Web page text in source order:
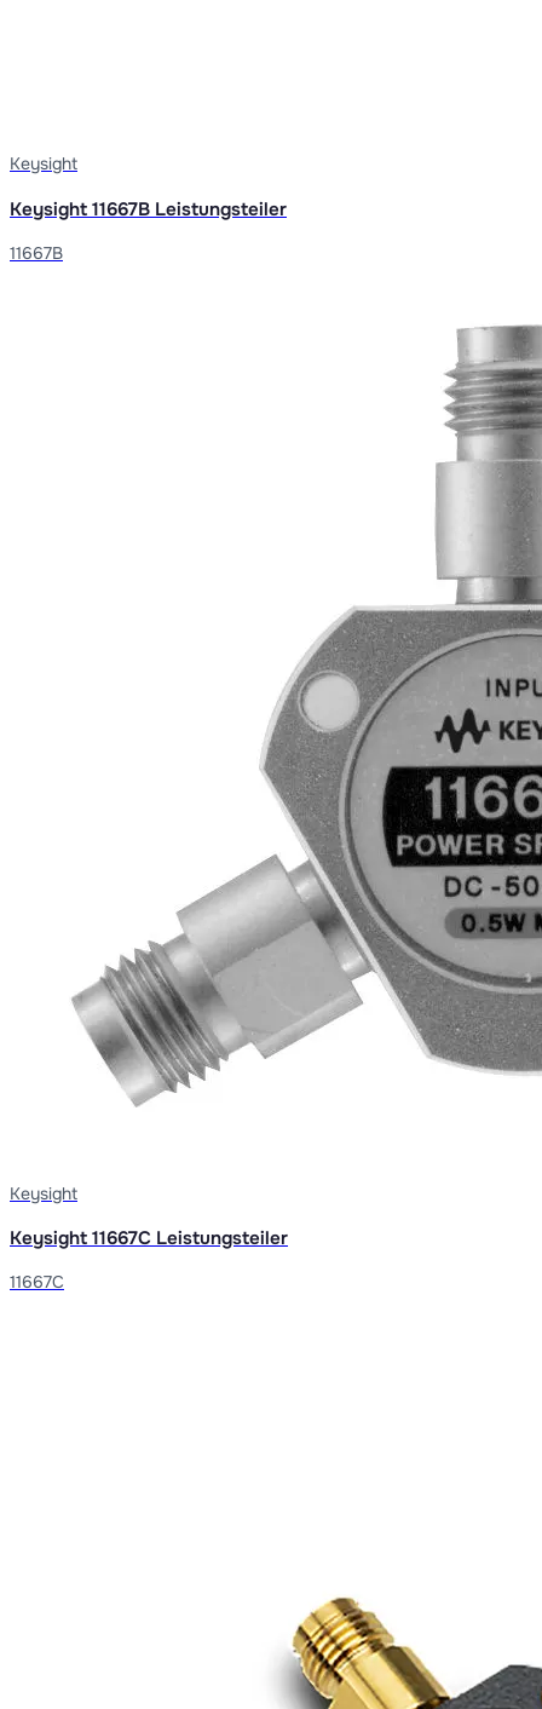
Keysight
Keysight 11667B Leistungsteiler
11667B
Keysight
Keysight 11667C Leistungsteiler
11667C